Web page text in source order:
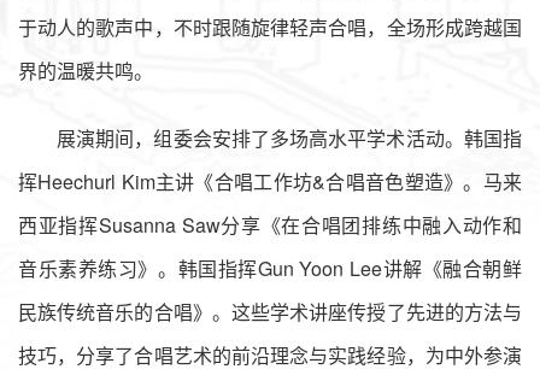
于动人的歌声中，不时跟随旋律轻声合唱，全场形成跨越国
界的温暖共鸣。
展演期间，组委会安排了多场高水平学术活动。韩国指
挥Heechurl Kim主讲《合唱工作坊&合唱音色塑造》。马来
西亚指挥Susanna Saw分享《在合唱团排练中融入动作和
音乐素养练习》。韩国指挥Gun Yoon Lee讲解《融合朝鲜
民族传统音乐的合唱》。这些学术讲座传授了先进的方法与
技巧，分享了合唱艺术的前沿理念与实践经验，为中外参演